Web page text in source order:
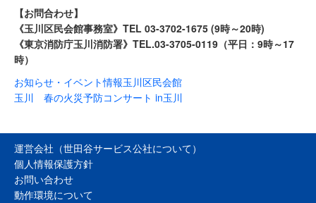
【お問合わせ】
《玉川区民会館事務室》TEL 03-3702-1675 (9時～20時)
《東京消防庁玉川消防署》TEL.03-3705-0119（平日：9時～17
時）
お知らせ・イベント情報玉川区民会館
玉川 春の火災予防コンサート in玉川
運営会社（世田谷サービス公社について）
個人情報保護方針
お問い合わせ
動作環境について